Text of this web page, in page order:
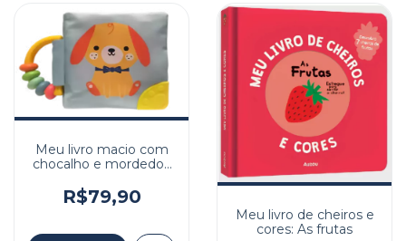
Meu livro macio com
chocalho e mordedor:
R$79,90
Meu livro de cheiros e
cores: As frutas